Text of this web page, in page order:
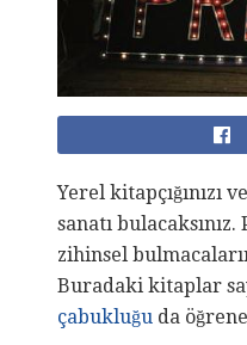
Yerel kitapçığınızı
sanatı
zihinsel
Buradaki kitaplar
çabukluğu da